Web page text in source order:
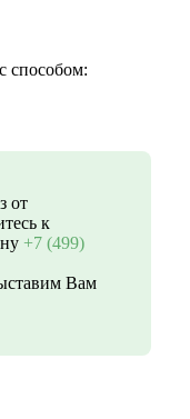
способом:
от
к
+7 (499)
Вам